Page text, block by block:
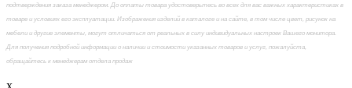
подтверждения заказа менеджером. До оплаты товара удостоверьтесь во всех для вас важных характеристиках в
товаре и условиях его эксплуатации. Изображения изделий в каталоге и на сайте, в том числе цвет, рисунок на
мебели и другие элементы, могут отличаться от реальных в силу индивидуальных настроек Вашего монитора.
Для получения подробной информации о наличии и стоимости указанных товаров и услуг, пожалуйста,
обращайтесь к менеджерам отдела продаж
x